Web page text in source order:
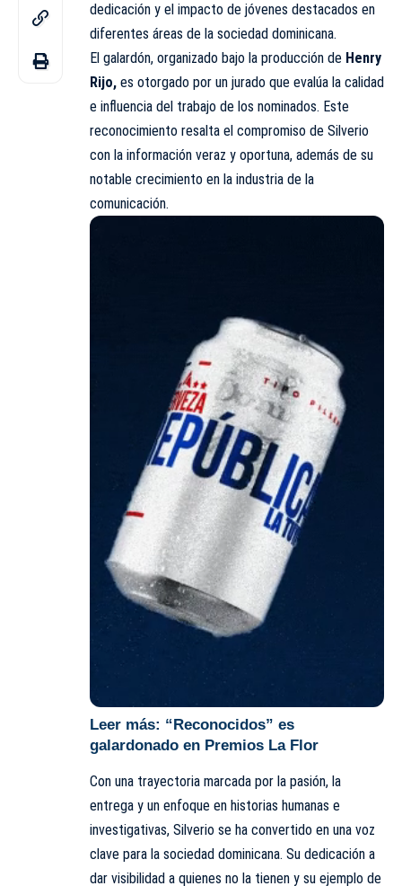
dedicación y el impacto de jóvenes destacados en
diferentes áreas de la sociedad dominicana.
El galardón, organizado bajo la producción de Henry
Rijo, es otorgado por un jurado que evalúa la calidad
e influencia del trabajo de los nominados. Este
reconocimiento resalta el compromiso de Silverio
con la información veraz y oportuna, además de su
notable crecimiento en la industria de la
comunicación.
Leer más: “Reconocidos” es
galardonado en Premios La Flor
Con una trayectoria marcada por la pasión, la
entrega y un enfoque en historias humanas e
investigativas, Silverio se ha convertido en una voz
clave para la sociedad dominicana. Su dedicación a
dar visibilidad a quienes no la tienen y su ejemplo de